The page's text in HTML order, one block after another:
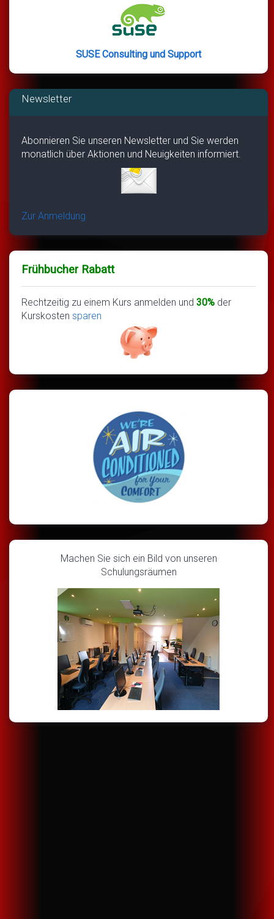
SUSE Consulting und Support
Newsletter
Abonnieren Sie unseren Newsletter und Sie werden
monatlich über Aktionen und Neuigkeiten informiert.
Zur Anmeldung
Frühbucher Rabatt
Rechtzeitig zu einem Kurs anmelden und 30% der
Kurskosten sparen
Machen Sie sich ein Bild von unseren
Schulungsräumen